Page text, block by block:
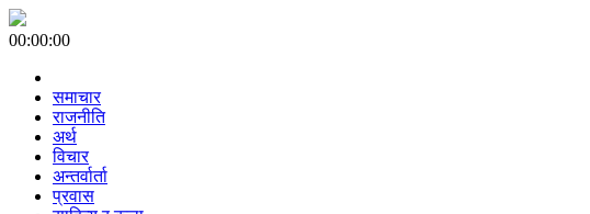
00:00:00
समाचार
राजनीति
अर्थ
विचार
अन्तर्वार्ता
प्रवास